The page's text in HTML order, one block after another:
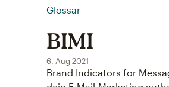
Glossar
BIMI
6. Aug 2021
Brand Indicators for